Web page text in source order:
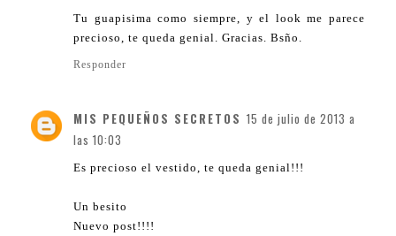
Tu guapisima como siempre, y el look me parece
precioso, te queda genial. Gracias. Bsño.
Responder
MIS PEQUEÑOS SECRETOS 15 de julio de 2013 a
las 10:03
Es precioso el vestido, te queda genial!!!
Un besito
Nuevo post!!!!